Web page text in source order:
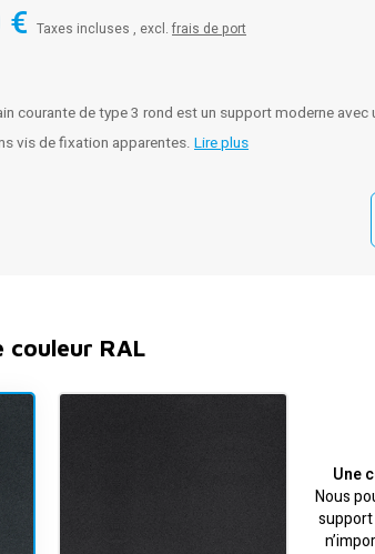
€ Taxes incluses , excl. frais de port
courante de type 3 rond est un support moderne
vis de fixation apparentes. Lire plus
couleur RAL
Une
Nous